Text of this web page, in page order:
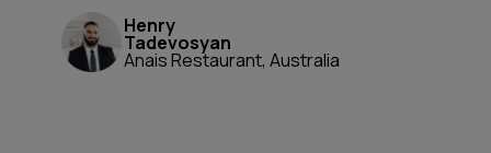
Henry
Tadevosyan
Anais Restaurant, Australia